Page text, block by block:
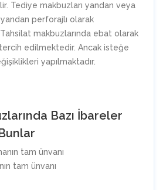
Tediye makbuzları yandan veya
perforajlı olarak
makbuzlarında ebat olarak
edilmektedir. Ancak isteğe
yapılmaktadır.
Bazı İbareler
tam ünvanı
tam ünvanı